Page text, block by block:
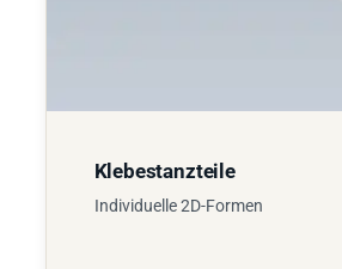
Klebestanzteile
Individuelle 2D-Formen